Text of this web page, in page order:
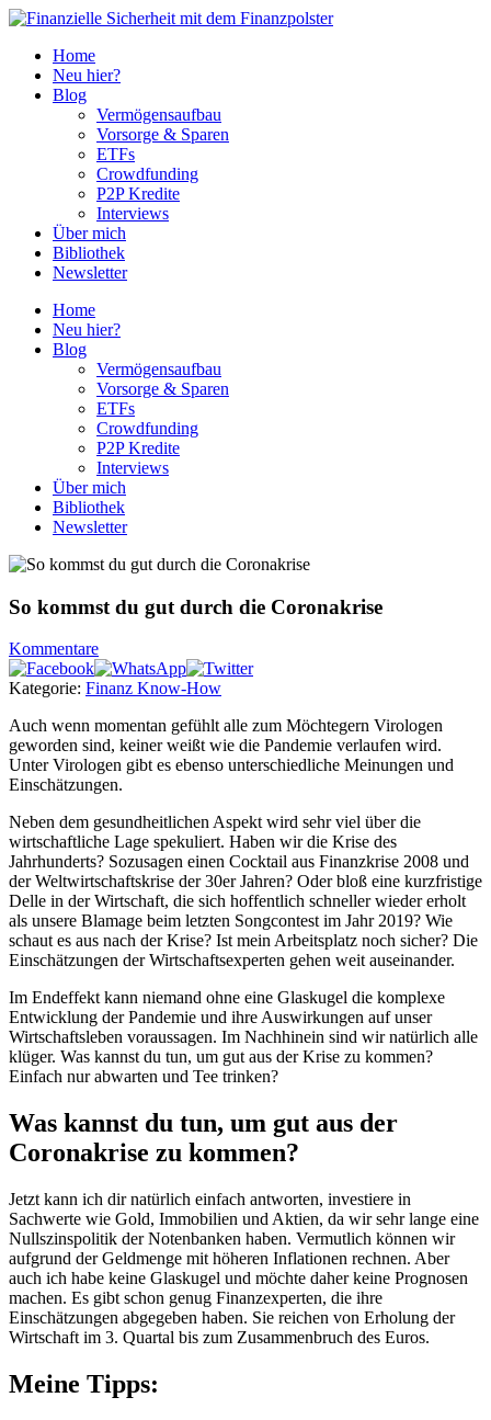
Home
Neu hier?
Blog
Vermögensaufbau
Vorsorge & Sparen
ETFs
Crowdfunding
P2P Kredite
Interviews
Über mich
Bibliothek
Newsletter
Home
Neu hier?
Blog
Vermögensaufbau
Vorsorge & Sparen
ETFs
Crowdfunding
P2P Kredite
Interviews
Über mich
Bibliothek
Newsletter
So kommst du gut durch die Coronakrise
Kommentare
Kategorie: Finanz Know-How
Auch wenn momentan gefühlt alle zum Möchtegern Virologen
geworden sind, keiner weißt wie die Pandemie verlaufen wird.
Unter Virologen gibt es ebenso unterschiedliche Meinungen und
Einschätzungen.
Neben dem gesundheitlichen Aspekt wird sehr viel über die
wirtschaftliche Lage spekuliert. Haben wir die Krise des
Jahrhunderts? Sozusagen einen Cocktail aus Finanzkrise 2008 und
der Weltwirtschaftskrise der 30er Jahren? Oder bloß eine kurzfristige
Delle in der Wirtschaft, die sich hoffentlich schneller wieder erholt
als unsere Blamage beim letzten Songcontest im Jahr 2019? Wie
schaut es aus nach der Krise? Ist mein Arbeitsplatz noch sicher? Die
Einschätzungen der Wirtschaftsexperten gehen weit auseinander.
Im Endeffekt kann niemand ohne eine Glaskugel die komplexe
Entwicklung der Pandemie und ihre Auswirkungen auf unser
Wirtschaftsleben voraussagen. Im Nachhinein sind wir natürlich alle
klüger. Was kannst du tun, um gut aus der Krise zu kommen?
Einfach nur abwarten und Tee trinken?
Was kannst du tun, um gut aus der
Coronakrise zu kommen?
Jetzt kann ich dir natürlich einfach antworten, investiere in
Sachwerte wie Gold, Immobilien und Aktien, da wir sehr lange eine
Nullszinspolitik der Notenbanken haben. Vermutlich können wir
aufgrund der Geldmenge mit höheren Inflationen rechnen. Aber
auch ich habe keine Glaskugel und möchte daher keine Prognosen
machen. Es gibt schon genug Finanzexperten, die ihre
Einschätzungen abgegeben haben. Sie reichen von Erholung der
Wirtschaft im 3. Quartal bis zum Zusammenbruch des Euros.
Meine Tipps: